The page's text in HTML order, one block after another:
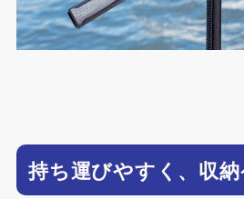
持ち運びやすく、収